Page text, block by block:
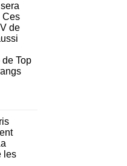
Ces
de
Top
les